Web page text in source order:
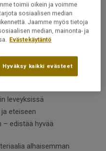
johon kuuluu laaja
puu- ja
Lattia, joka
tyylikäs
leveyksissä
eteiseen
– edistää hyvää
alhaisemman
toimii oikein ja voimme
sosiaalisen median
Jaamme myös tietoja
median, mainonta- ja
Evästekäytäntö
Hyväksy kaikki evästeet